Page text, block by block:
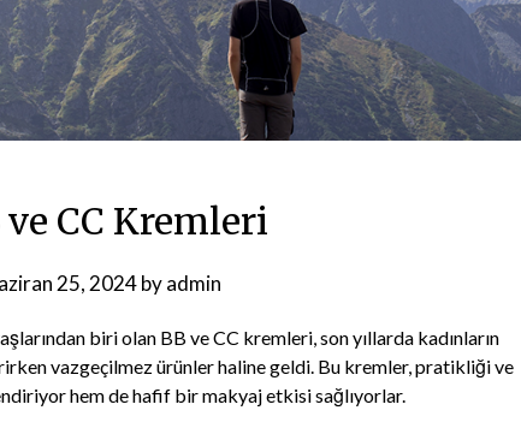
CC Kremleri
25, 2024byadmin
biri olan BB ve CC kremleri, son yıllarda kadınların
vazgeçilmez ürünler haline geldi. Bu kremler, pratikliği ve
hem de hafif bir makyaj etkisi sağlıyorlar.